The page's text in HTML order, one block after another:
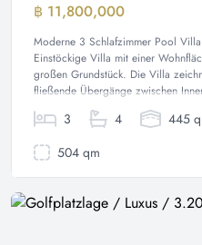
฿ 11,800,000
Moderne 3 Schlafzimmer Pool
Einstöckige Villa mit einer
großen Grundstück. Die Villa
fließende Übergänge zwischen
3 4
445
504 qm